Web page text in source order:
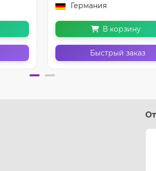
Германия
В корзину
Быстрый заказ